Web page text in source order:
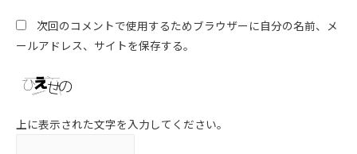
次回のコメントで使用するためブラウザーに自分の名前、メ
ールアドレス、サイトを保存する。
上に表示された文字を入力してください。